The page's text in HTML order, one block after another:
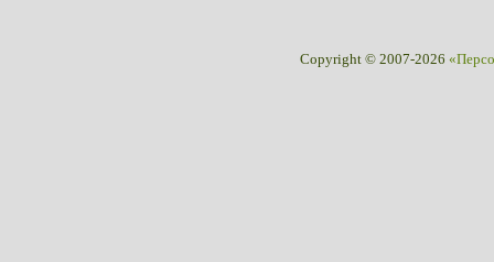
Copyright © 2007-2026